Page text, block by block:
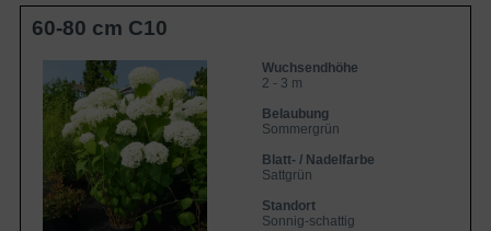
60-80 cm C10
Wuchsendhöhe
2 - 3 m
Belaubung
Sommergrün
Blatt- / Nadelfarbe
Sattgrün
Standort
Sonnig-schattig